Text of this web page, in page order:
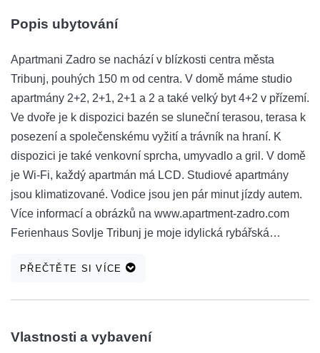
Popis ubytování
Apartmani Zadro se nachází v blízkosti centra města
Tribunj, pouhých 150 m od centra. V domě máme studio
apartmány 2+2, 2+1, 2+1 a 2 a také velký byt 4+2 v přízemí.
Ve dvoře je k dispozici bazén se sluneční terasou, terasa k
posezení a společenskému vyžití a trávník na hraní. K
dispozici je také venkovní sprcha, umyvadlo a gril. V domě
je Wi-Fi, každý apartmán má LCD. Studiové apartmány
jsou klimatizované. Vodice jsou jen pár minut jízdy autem.
Více informací a obrázků na www.apartment-zadro.com
Ferienhaus Sovlje Tribunj je moje idylická rybářská
Prozkoumejte okolí, protože jsme ideální pro turistiku
PŘEČTĚTE SI VÍCE
Vlastnosti a vybavení